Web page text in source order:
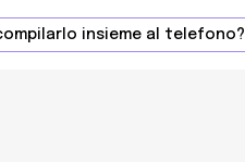
insieme al telefono?